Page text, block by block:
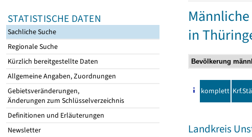
STATISTISCHE DATEN
Sachliche Suche
Regionale Suche
Kürzlich bereitgestellte Daten
Allgemeine Angaben, Zuordnungen
Gebietsveränderungen,
Änderungen zum Schlüsselverzeichnis
Definitionen und Erläuterungen
Newsletter
in
komplett
Landkreis